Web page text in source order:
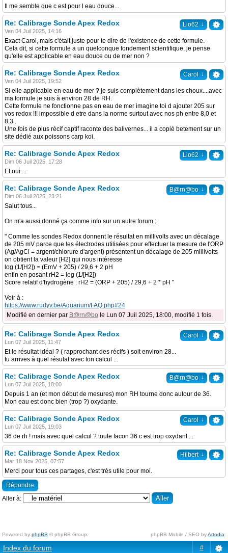
Il me semble que c est pour l eau douce...
Lio62 ↓
Re: Calibrage Sonde Apex Redox
Ven 04 Juil 2025, 14:16
Exact Carol, mais c'était juste pour te dire de l'existence de cette formule.
Cela dit, si cette formule a un quelconque fondement scientifique, je pense
qu'elle est applicable en eau douce ou de mer non ?
Carol ↓
Re: Calibrage Sonde Apex Redox
Ven 04 Juil 2025, 19:52
Si elle applicable en eau de mer ? je suis complètement dans les choux....avec
ma formule je suis à environ 28 de RH.
Cette formule ne fonctionne pas en eau de mer imagine toi d ajouter 205 sur
vos redox !!! impossible d etre dans la norme surtout avec nos ph entre 8,0 et
8,3 .
Une fois de plus récif captif raconte des balivernes... il a copié betement sur un
site dédié aux poissons carp koi.
Lio62 ↓
Re: Calibrage Sonde Apex Redox
Dim 06 Juil 2025, 17:28
Et oui....
B@rn@bo ↓
Re: Calibrage Sonde Apex Redox
Dim 06 Juil 2025, 23:21
Salut tous...
On m'a aussi donné ça comme info sur un autre forum :
" Comme les sondes Redox donnent le résultat en millivolts avec un décalage
de 205 mV parce que les électrodes utilisées pour effectuer la mesure de l'ORP
(Ag/AgCl = argent/chlorure d'argent) présentent un décalage de 205 millivolts
on obtient la valeur [H2] qui nous intéresse
log (1/[H2]) = (EmV + 205) / 29,6 + 2 pH
enfin en posant rH2 = log (1/[H2])
Score relatif d'hydrogène : rH2 = (ORP + 205) / 29,6 + 2 * pH "
Voir à :
https://www.rudyv.be/Aquarium/FAQ.php#24
Modifié en dernier par B@rn@bo le Lun 07 Juil 2025, 18:00, modifié 1 fois.
Carol ↓
Re: Calibrage Sonde Apex Redox
Lun 07 Juil 2025, 11:47
Et le résultat idéal ? ( rapprochant des récifs ) soit environ 28...
tu arrives à quel résutat avec ton calcul ...
B@rn@bo ↓
Re: Calibrage Sonde Apex Redox
Lun 07 Juil 2025, 18:00
Depuis 1 an (et mon début de mesures) mon RH tourne donc autour de 36.
Mon eau est donc bien (trop ?) oxydante.
Carol ↓
Re: Calibrage Sonde Apex Redox
Lun 07 Juil 2025, 19:03
36 de rh ! mais avec quel calcul ? toute facon 36 c est trop oxydant ...
Hilbert ↓
Re: Calibrage Sonde Apex Redox
Mar 18 Nov 2025, 07:57
Merci pour tous ces partages, c'est très utile pour moi.
Répondre
Aller à:
Powered by phpBB © phpBB Group. phpBB Mobile / SEO byArtodia
Index du forum #